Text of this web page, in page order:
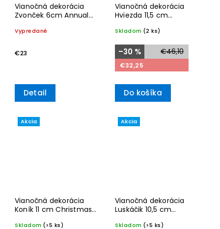
Vianočná dekorácia
Zvonček 6cm Annual
Villeroy & Boch
Vypredané
€23
Detail
Vianočná dekorácia
Hviezda 11,5 cm
2025– Villeroy & Boch
Skladom (2 ks)
€46,10
–30 %
€32,25
Do košíka
Akcia
Vianočná dekorácia
Koník 11 cm Christmas
Skladom (>5 ks)
Akcia
Vianočná dekorácia
Luskáčik 10,5 cm
Skladom (>5 ks)